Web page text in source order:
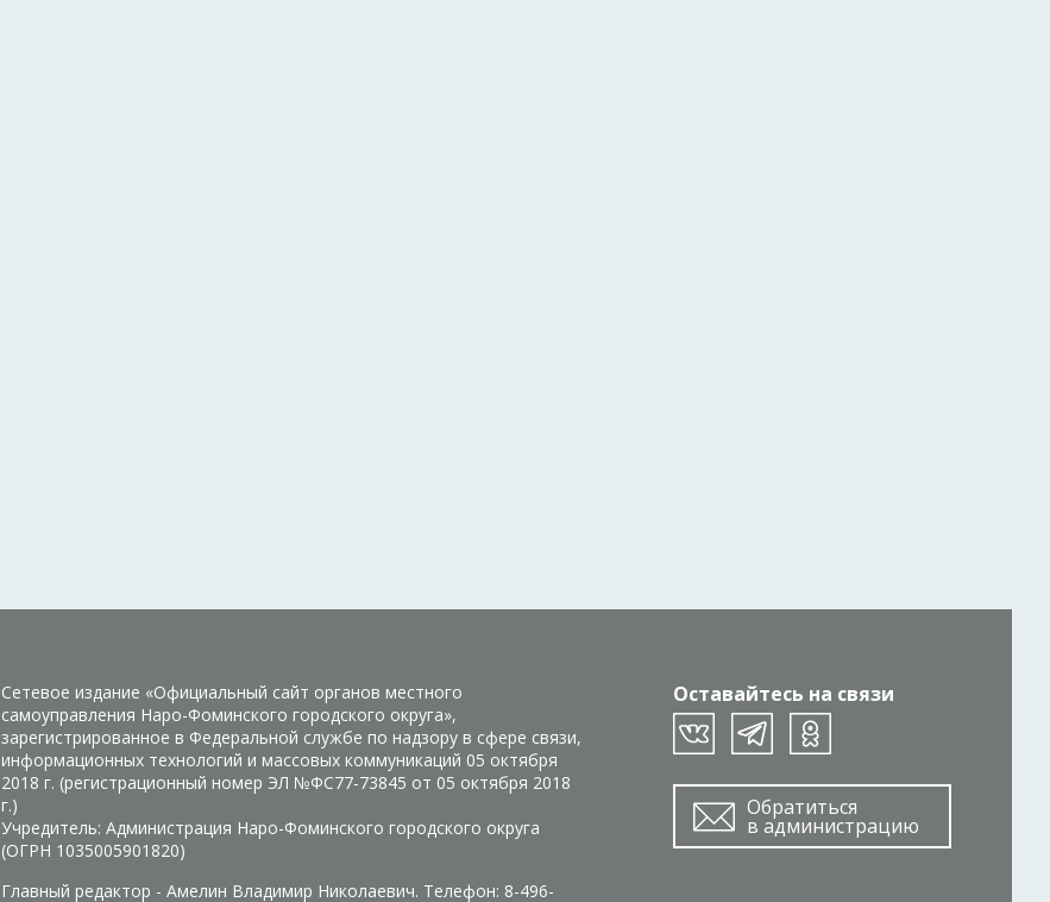
Оставайтесь на связи
Обратиться
в администрацию
Сетевое издание «Официальный сайт органов местного
самоуправления Наро-Фоминского городского округа»,
зарегистрированное в Федеральной службе по надзору в сфере связи,
информационных технологий и массовых коммуникаций 05 октября
2018 г. (регистрационный номер ЭЛ №ФС77-73845 от 05 октября 2018
г.)
Учредитель: Администрация Наро-Фоминского городского округа
(ОГРН 1035005901820)
Главный редактор - Амелин Владимир Николаевич. Телефон: 8-496-